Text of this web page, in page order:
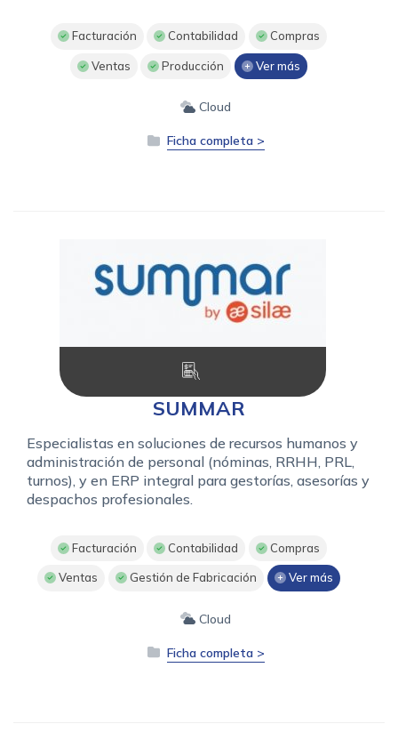
Facturación Contabilidad Compras
Ventas Producción Ver más
Cloud
Ficha completa >
SUMMAR
Especialistas en soluciones de recursos humanos y
administración de personal (nóminas, RRHH, PRL,
turnos), y en ERP integral para gestorías, asesorías y
despachos profesionales.
Facturación Contabilidad Compras
Ventas Gestión de Fabricación Ver más
Cloud
Ficha completa >